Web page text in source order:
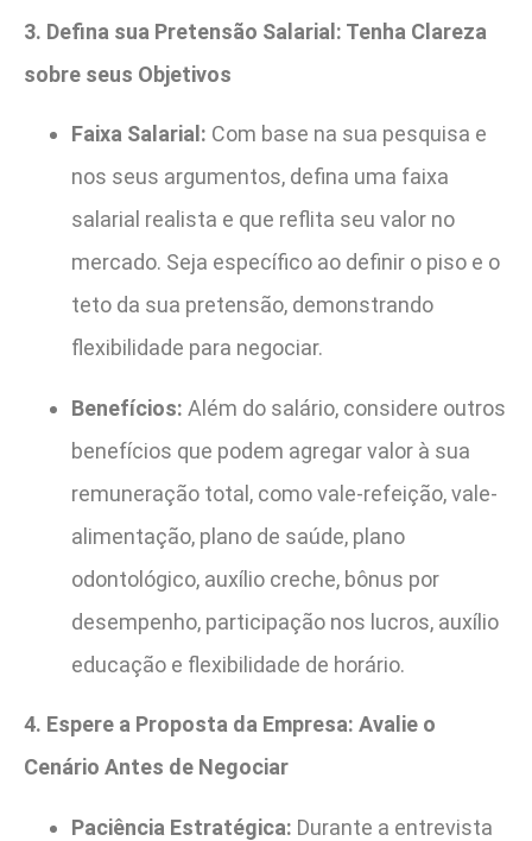
3. Defina sua Pretensão Salarial: Tenha Clareza
sobre seus Objetivos
Faixa Salarial: Com base na sua pesquisa e
nos seus argumentos, defina uma faixa
salarial realista e que reflita seu valor no
mercado. Seja específico ao definir o piso e o
teto da sua pretensão, demonstrando
flexibilidade para negociar.
Benefícios: Além do salário, considere outros
benefícios que podem agregar valor à sua
remuneração total, como vale-refeição, vale-
alimentação, plano de saúde, plano
odontológico, auxílio creche, bônus por
desempenho, participação nos lucros, auxílio
educação e flexibilidade de horário.
4. Espere a Proposta da Empresa: Avalie o
Cenário Antes de Negociar
Paciência Estratégica: Durante a entrevista